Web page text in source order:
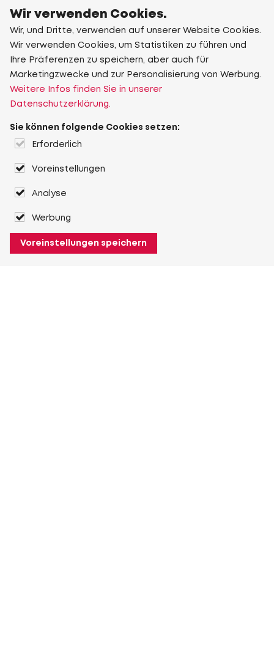
Wir verwenden Cookies.
Wir, und Dritte, verwenden auf unserer Website Cookies.
Wir verwenden Cookies, um Statistiken zu führen und
Ihre Präferenzen zu speichern, aber auch für
Marketingzwecke und zur Personalisierung von Werbung.
Weitere Infos finden Sie in unserer
Datenschutzerklärung.
Sie können folgende Cookies setzen:
Erforderlich
Voreinstellungen
Analyse
Werbung
Voreinstellungen speichern